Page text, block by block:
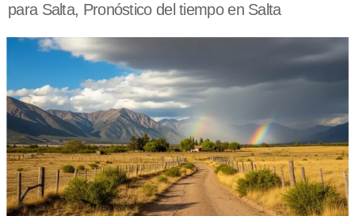
para Salta, Pronóstico del tiempo en Salta